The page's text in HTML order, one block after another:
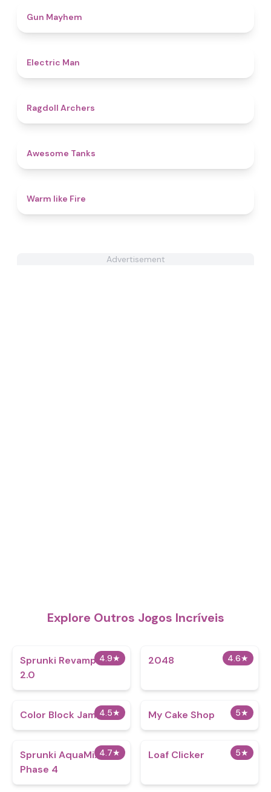
Gun Mayhem
Electric Man
Ragdoll Archers
Awesome Tanks
Warm like Fire
Advertisement
Explore Outros Jogos Incríveis
4.9★
Sprunki Revamped
2.0
4.6★
2048
4.5★
Color Block Jam 5★
My Cake Shop
4.7★
Sprunki AquaMix
Phase 4
5★
Loaf Clicker